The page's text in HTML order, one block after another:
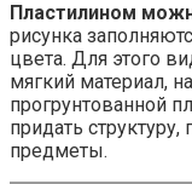
Пластилином
рисунка
цвета. Для этого
мягкий материал,
прогрунтованной
придать
предметы.